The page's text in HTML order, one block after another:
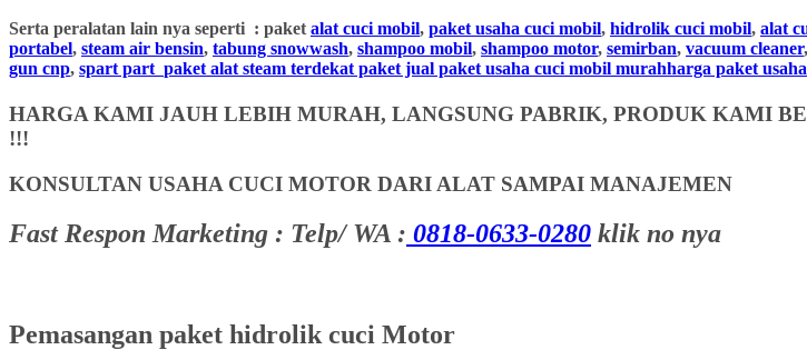
Serta peralatan lain nya seperti : paket alat cuci mobil, paket usaha cuci mobil, hidrolik cuci mobil, alat
portabel, steam air bensin, tabung snowwash, shampoo mobil, shampoo motor, semirban, vacuum cleaner,
gun cnp, spart part paket alat steam terdekat paket jual paket usaha cuci mobil murahharga paket
HARGA KAMI JAUH LEBIH MURAH, LANGSUNG PABRIK, PRODUK KAMI
!!!
KONSULTAN USAHA CUCI MOTOR DARI ALAT SAMPAI MANAJEMEN
Fast Respon Marketing : Telp/ WA : 0818-0633-0280 klik no nya
Pemasangan paket hidrolik cuci Motor